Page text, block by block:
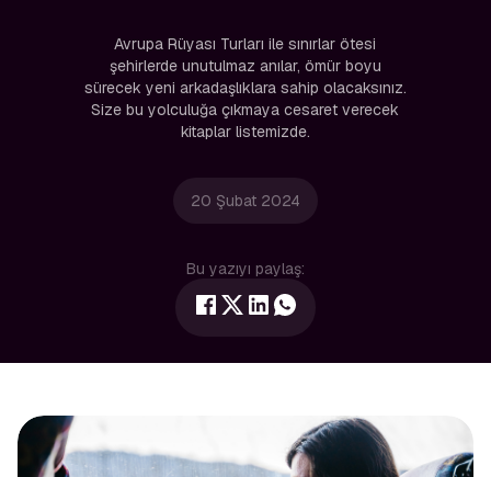
Avrupa Rüyası Turları ile sınırlar ötesi
şehirlerde unutulmaz anılar, ömür boyu
sürecek yeni arkadaşlıklara sahip olacaksınız.
Size bu yolculuğa çıkmaya cesaret verecek
kitaplar listemizde.
20 Şubat 2024
Bu yazıyı paylaş: